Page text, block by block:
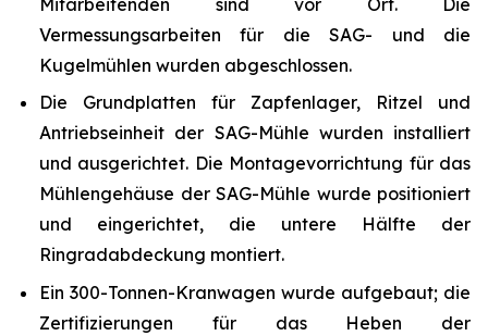
Vermessungsarbeiten für die SAG- und die
Kugelmühlen wurden abgeschlossen.
Die Grundplatten für Zapfenlager, Ritzel und
Antriebseinheit der SAG-Mühle wurden installiert
und ausgerichtet. Die Montagevorrichtung für das
Mühlengehäuse der SAG-Mühle wurde positioniert
und eingerichtet, die untere Hälfte der
Ringradabdeckung montiert.
Ein 300-Tonnen-Kranwagen wurde aufgebaut; die
Zertifizierungen für das Heben der